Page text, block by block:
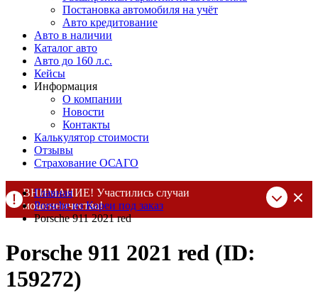
Постановка автомобиля на учёт
Авто кредитование
Авто в наличии
Каталог авто
Авто до 160 л.с.
Кейсы
Информация
О компании
Новости
Контакты
Калькулятор стоимости
Отзывы
Страхование ОСАГО
ВНИМАНИЕ! Участились случаи
мошенничества!
Компания DSS Group принимает оплату за свои услуги только
При любых подозрениях, свяжитесь с нами по официальным
контактам, указанным в соц сетях и на сайте
Главная
Porsche из Кореи под заказ
Porsche 911 2021 red
Porsche 911 2021 red (ID:
159272)